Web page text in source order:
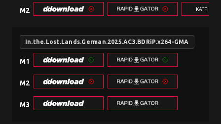
M2
In.the.Lost.Lands.German.2025.AC3.BDRiP.x264-GMA
M1
M2
M3